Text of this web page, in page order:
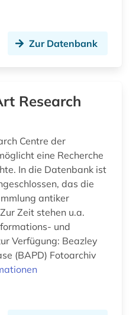
Zur Datenbank
Research
Centre der
eine Recherche
In die Datenbank ist
das die
antiker
Zeit stehen u.a.
und
Beazley
Fotoarchiv